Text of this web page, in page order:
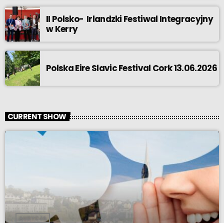
II Polsko- Irlandzki Festiwal Integracyjny
w Kerry
Polska Eire Slavic Festival Cork 13.06.2026
CURRENT SHOW
AUDYCJA